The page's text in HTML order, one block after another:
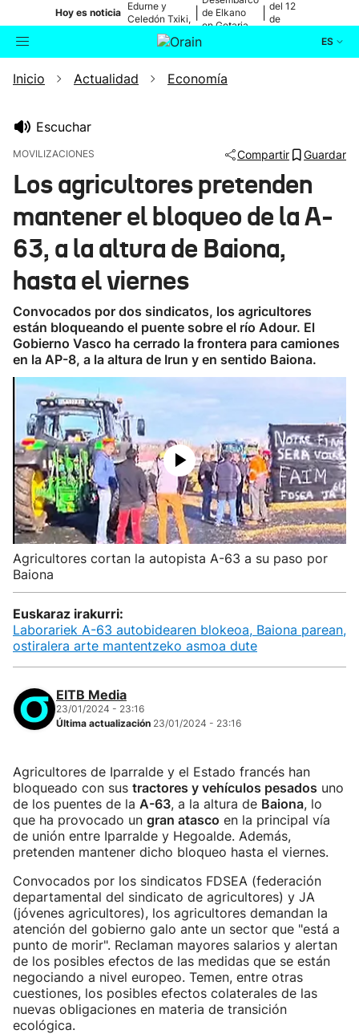
Hoy es noticia
Edurne y
Celedón Txiki,
en directo
de Elkano
en Getaria
del 12
de
ES
Buscador Actualidad
Ikusmiran
Eguraldia
Inicio Actualidad Economía
Escuchar
MOVILIZACIONES Compartir Guardar
Los agricultores pretenden
mantener el bloqueo de la A-
63, a la altura de Baiona,
hasta el viernes
Convocados por dos sindicatos, los agricultores
están bloqueando el puente sobre el río Adour. El
Gobierno Vasco ha cerrado la frontera para camiones
en la AP-8, a la altura de Irun y en sentido Baiona.
Agricultores cortan la autopista A-63 a su paso por
Baiona
Euskaraz irakurri:
Laborariek A-63 autobidearen blokeoa, Baiona parean,
ostiralera arte mantentzeko asmoa dute
EITB Media
23/01/2024 - 23:16
Última actualización 23/01/2024 - 23:16
Agricultores de Iparralde y el Estado francés han
bloqueado con sus tractores y vehículos pesados uno
de los puentes de la A-63, a la altura de Baiona, lo
que ha provocado un gran atasco en la principal vía
de unión entre Iparralde y Hegoalde. Además,
pretenden mantener dicho bloqueo hasta el viernes.
Convocados por los sindicatos FDSEA (federación
departamental del sindicato de agricultores) y JA
(jóvenes agricultores), los agricultores demandan la
atención del gobierno galo ante un sector que "está a
punto de morir". Reclaman mayores salarios y alertan
de los posibles efectos de las medidas que se están
negociando a nivel europeo. Temen, entre otras
cuestiones, los posibles efectos colaterales de las
nuevas obligaciones en materia de transición
ecológica.